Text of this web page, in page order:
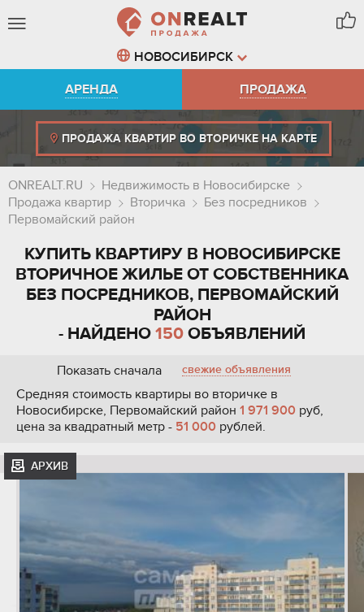
НОВОСИБИРСК
АРЕНДА
ПРОДАЖА
ПРОДАЖА КВАРТИР ВО ВТОРИЧКЕ НА КАРТЕ
ONREALT.RU
Недвижимость в Новосибирске
Продажа квартир
Вторичка
Без посредников
Первомайский район
КУПИТЬ КВАРТИРУ В НОВОСИБИРСКЕ
ВТОРИЧНОЕ ЖИЛЬЕ ОТ СОБСТВЕННИКА
БЕЗ ПОСРЕДНИКОВ, ПЕРВОМАЙСКИЙ
РАЙОН
- НАЙДЕНО 150 ОБЪЯВЛЕНИЙ
Показать сначала свежие объявления
Средняя стоимость квартиры во вторичке в
Новосибирске, Первомайский район 1 971 900 руб,
цена за квадратный метр - 51 000 рублей.
АРХИВ